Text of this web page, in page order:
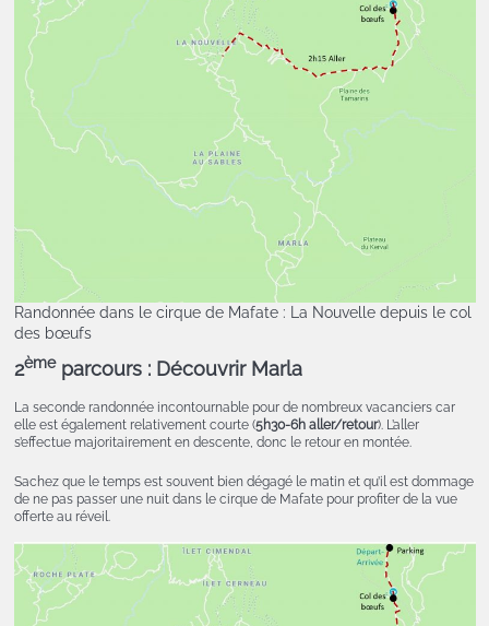
Randonnée dans le cirque de Mafate : La Nouvelle depuis le col
des bœufs
2èmeparcours : Découvrir Marla
La seconde randonnée incontournable pour de nombreux vacanciers car
elle est également relativement courte (5h30-6h aller/retour). L’aller
s’effectue majoritairement en descente, donc le retour en montée.
Sachez que le temps est souvent bien dégagé le matin et qu’il est dommage
de ne pas passer une nuit dans le cirque de Mafate pour profiter de la vue
offerte au réveil.